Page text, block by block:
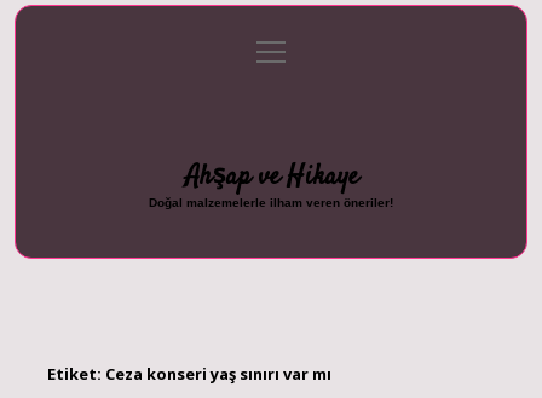
Gizlilik Politikası
menüyü
aç
Ahşap ve Hikaye
Doğal malzemelerle ilham veren öneriler!
Etiket: Ceza konseri yaş sınırı var mı